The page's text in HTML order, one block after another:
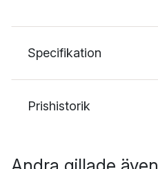
Specifikation
Prishistorik